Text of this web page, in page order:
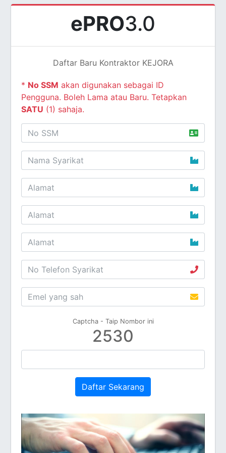
ePRO3.0
Daftar Baru Kontraktor KEJORA
* No SSM akan digunakan sebagai ID
Pengguna. Boleh Lama atau Baru. Tetapkan
SATU (1) sahaja.
Captcha - Taip Nombor ini
2530
Daftar Sekarang